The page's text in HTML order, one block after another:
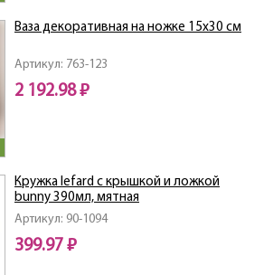
Артикул: 763-123
Ваза декоративная на ножке 15х30 см
2 192.98 ₽
Артикул: 90-1094
Кружка lefard с крышкой и ложкой
bunny 390мл, мятная
399.97 ₽